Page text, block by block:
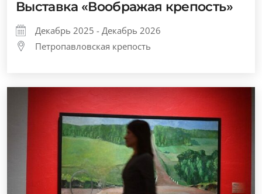
Выставка «Воображая крепость»
Декабрь 2025 - Декабрь 2026
Петропавловская крепость